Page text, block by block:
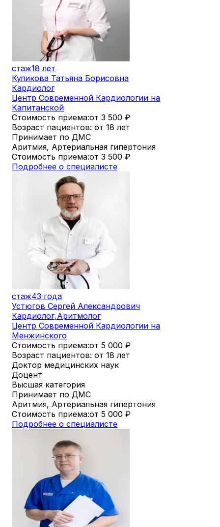
стаж18 лет
Куликова Татьяна Борисовна
Кардиолог
Центр Современной Кардиологии на
Капитанской
Стоимость приема:от 3 500 ₽
Возраст пациентов: от 18 лет
Принимает по ДМС
Аритмия, Артериальная гипертония
Стоимость приема:от 3 500 ₽
Подробнее о специалисте
стаж43 года
Устюгов Сергей Александрович
Кардиолог,Аритмолог
Центр Современной Кардиологии на
Менжинского
Стоимость приема:от 5 000 ₽
Возраст пациентов: от 18 лет
Доктор медицинских наук
Доцент
Высшая категория
Принимает по ДМС
Аритмия, Артериальная гипертония
Стоимость приема:от 5 000 ₽
Подробнее о специалисте